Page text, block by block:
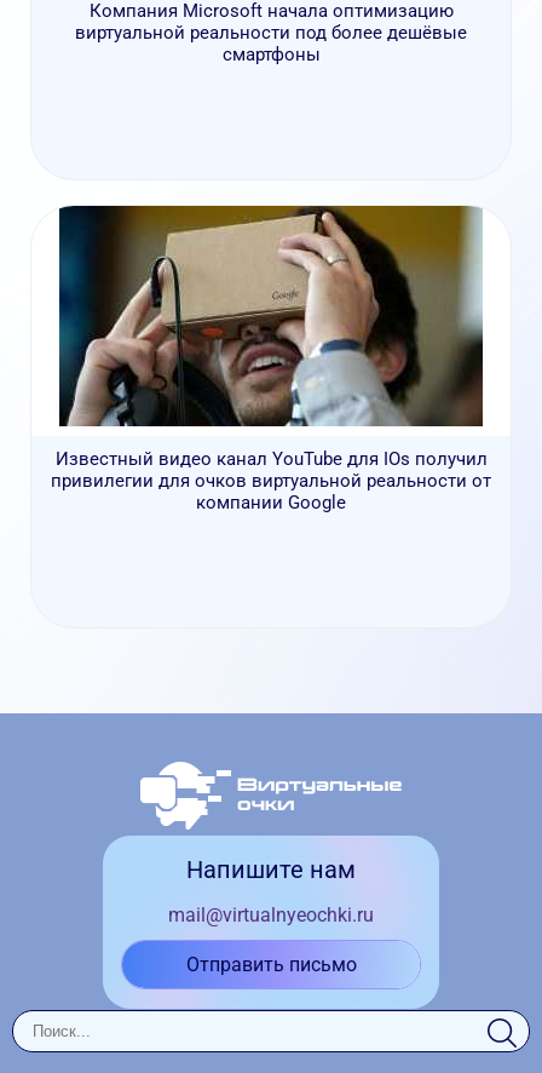
Компания Microsoft начала оптимизацию
виртуальной реальности под более дешёвые
смартфоны
Известный видео канал YouTube для IOs получил
привилегии для очков виртуальной реальности от
компании Google
Напишите нам
mail@virtualnyeochki.ru
Отправить письмо